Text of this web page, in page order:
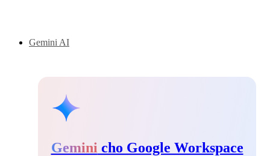
Gemini AI
Gemini cho Google Workspace